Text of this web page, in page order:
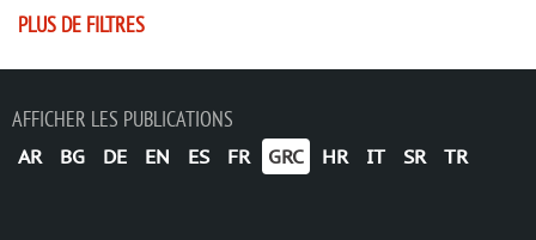
PLUS DE FILTRES
AFFICHER LES PUBLICATIONS
AR BG DE EN ES FR GRC HR IT SR TR